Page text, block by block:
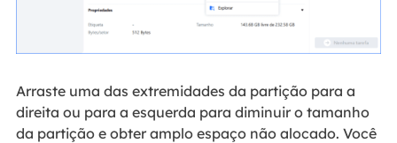
Arraste uma das extremidades da partição para a
direita ou para a esquerda para diminuir o tamanho
da partição e obter amplo espaço não alocado. Você